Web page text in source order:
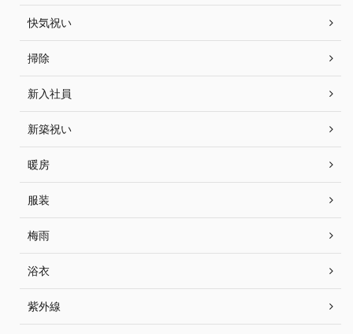
快気祝い
掃除
新入社員
新築祝い
暖房
服装
梅雨
浴衣
紫外線